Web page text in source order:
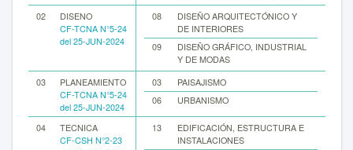
02
DISENO
CF-TCNA N°5-24
del 25-JUN-2024
08
DISEÑO ARQUITECTÓNICO Y
DE INTERIORES
09
DISEÑO GRÁFICO, INDUSTRIAL
Y DE MODAS
03
PLANEAMIENTO
CF-TCNA N°5-24
del 25-JUN-2024
03
PAISAJISMO
06
URBANISMO
04
TECNICA
CF-CSH N°2-23
13
EDIFICACIÓN, ESTRUCTURA E
INSTALACIONES